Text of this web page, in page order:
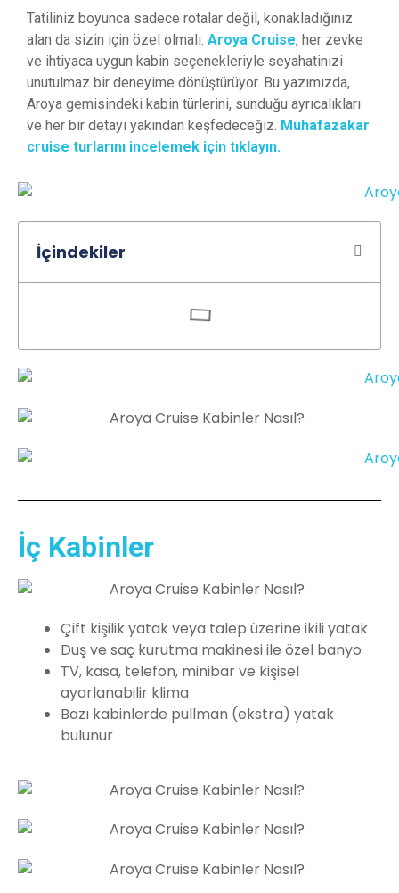
Tatiliniz boyunca sadece rotalar değil, konakladığınız
alan da sizin için özel olmalı. Aroya Cruise, her zevke
ve ihtiyaca uygun kabin seçenekleriyle seyahatinizi
unutulmaz bir deneyime dönüştürüyor. Bu yazımızda,
Aroya gemisindeki kabin türlerini, sunduğu ayrıcalıkları
ve her bir detayı yakından keşfedeceğiz. Muhafazakar
cruise turlarını incelemek için tıklayın.
İçindekiler
İç Kabinler
Çift kişilik yatak veya talep üzerine ikili yatak
Duş ve saç kurutma makinesi ile özel banyo
TV, kasa, telefon, minibar ve kişisel
ayarlanabilir klima
Bazı kabinlerde pullman (ekstra) yatak
bulunur